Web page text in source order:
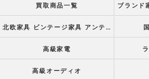
買取商品一覧
北欧家具 ビンテージ家具 アンティーク家具
高級家電
高級オーディオ